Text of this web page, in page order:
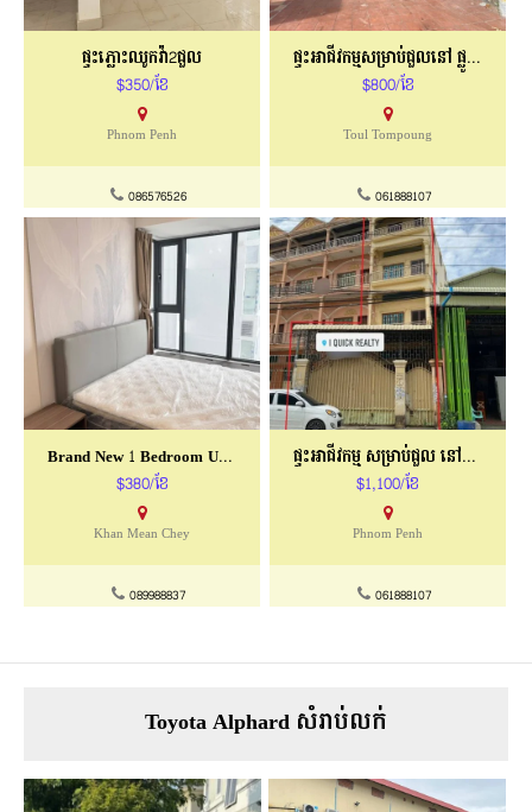
ផ្ទះភ្លោះឈូកវ៉ា2ជួល
$350/ខែ
Phnom Penh
086576526
ផ្ទះអាជីវកម្មសម្រាប់ជួលនៅ​ ផ្លូវ271
$800/ខែ
Toul Tompoung
061888107
Brand New 1 Bedroom Unit For Rent H2705
$380/ខែ
Khan Mean Chey
089988837
ផ្ទះអាជីវកម្ម​ សម្រាប់ជួល នៅផ្លូវ​ សូឡា
$1,100/ខែ
Phnom Penh
061888107
Toyota Alphard សំរាប់លក់